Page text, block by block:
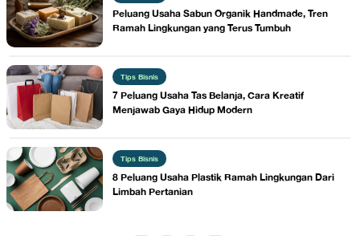
Peluang Usaha Sabun Organik Handmade, Tren
Ramah Lingkungan yang Terus Tumbuh
Tips Bisnis
7 Peluang Usaha Tas Belanja, Cara Kreatif
Menjawab Gaya Hidup Modern
Tips Bisnis
8 Peluang Usaha Plastik Ramah Lingkungan Dari
Limbah Pertanian